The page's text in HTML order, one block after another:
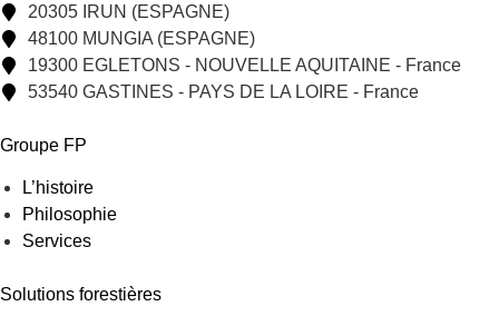
20305 IRUN (ESPAGNE)
48100 MUNGIA (ESPAGNE)
19300 EGLETONS - NOUVELLE AQUITAINE - France
53540 GASTINES - PAYS DE LA LOIRE - France
Groupe FP
L’histoire
Philosophie
Services
Solutions forestières